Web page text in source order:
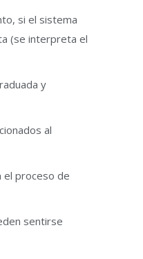
si el sistema
(se interpreta el
y
al
el proceso de
sentirse